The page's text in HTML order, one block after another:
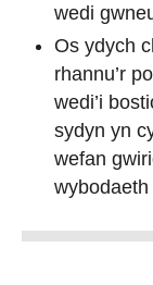
wedi
Os ydych
rhannu’r
wedi’i
sydyn yn
wefan